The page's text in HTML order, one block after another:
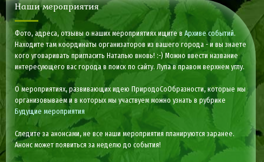
Наши мероприятия
Фото, адреса, отзывы о наших мероприятиях ищите вАрхиве событий.
Находите там координаты организаторов из вашего города - и вы знаете
кого уговаривать пригласить Наталью вновь! :-) Можно ввести название
интересующего вас города в поиск по сайту. Лупа в правом верхнем углу.
О мероприятиях, развивающих идею ПриродоСоОбразности, которые мы
организовываем и в которых мы участвуем можно узнать в рубрике
Будущие мероприятия
Следите за анонсами, не все наши мероприятия планируются заранее.
Анонс может появиться за неделю до события!